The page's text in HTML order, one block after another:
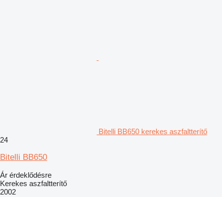
Bitelli BB650 kerekes aszfaltterítő
24
Bitelli BB650
Ár érdeklődésre
Kerekes aszfaltterítő
2002